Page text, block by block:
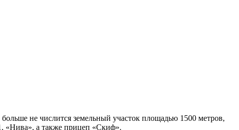
не числится земельный участок площадью 1500 метров,
«Нива», а также прицеп «Скиф».